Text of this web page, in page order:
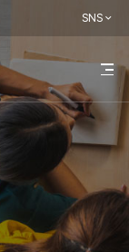
SNS
전
메
기